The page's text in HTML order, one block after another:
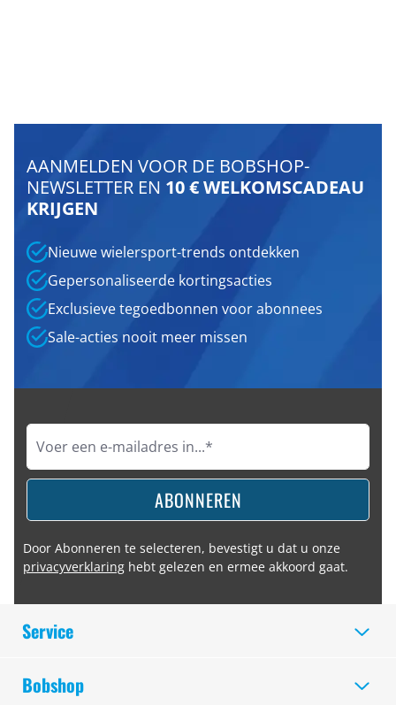
AANMELDEN VOOR DE BOBSHOP-
NEWSLETTER EN 10 € WELKOMSCADEAU
KRIJGEN
Nieuwe wielersport-trends ontdekken
Gepersonaliseerde kortingsacties
Exclusieve tegoedbonnen voor abonnees
Sale-acties nooit meer missen
ABONNEREN
Door Abonneren te selecteren, bevestigt u dat u onze
privacyverklaring hebt gelezen en ermee akkoord gaat.
Service
Bobshop